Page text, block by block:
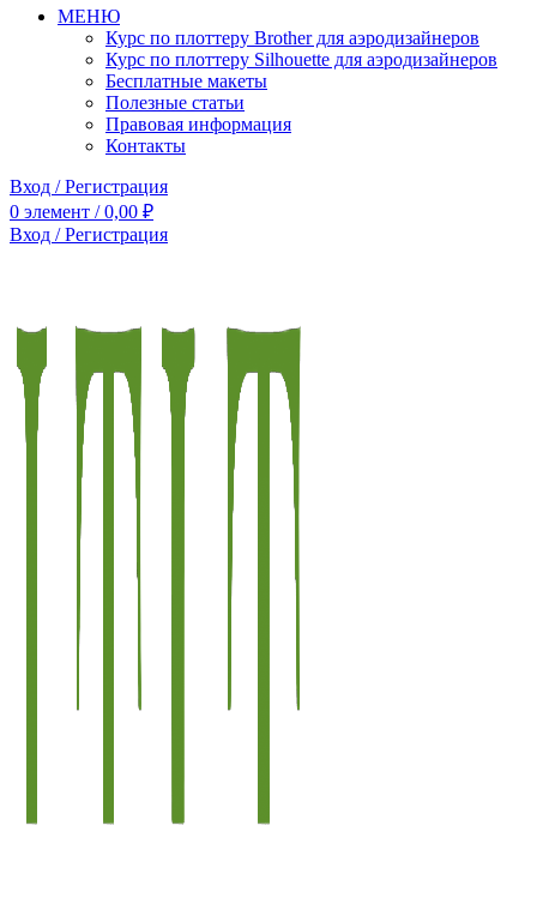
МЕНЮ
Курс по плоттеру Brother для аэродизайнеров
Курс по плоттеру Silhouette для аэродизайнеров
Бесплатные макеты
Полезные статьи
Правовая информация
Контакты
Вход / Регистрация
0 элемент / 0,00 ₽
Вход / Регистрация